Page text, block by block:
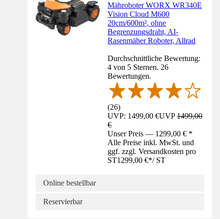
Mähroboter WORX WR340E
Vision Cloud M600
20cm/600m², ohne
Begrenzungsdraht, AI-
Rasenmäher Roboter, Allrad
Durchschnittliche Bewertung:
4 von 5 Sternen. 26
Bewertungen.
(26)
UVP: 1499,00 €UVP1499,00
€
Unser Preis — 1299,00 € *
Alle Preise inkl. MwSt. und
ggf. zzgl. Versandkosten pro
ST1299,00 €*/ ST
Online bestellbar
Reservierbar